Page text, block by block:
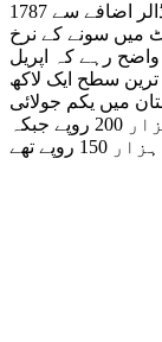
بین الاقوامی مارکیٹ میں سونا فی اونس 11 ڈالر اضافے سے 1787
میں سونے کے نرخ
واضح رہے کہ اپریل
10 ماہ کی کم ترین سطح ایک لاکھ
میں یکم جولائی
2020ء کو سونے کے فی تولہ نرخ ایک لاکھ 5 ہزار 200 روپے جبکہ